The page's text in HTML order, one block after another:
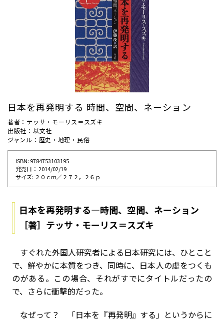
日本を再発明する 時間、空間、ネーション
著者：テッサ・モーリス＝スズキ
出版社：以文社
ジャンル：歴史・地理・民俗
ISBN: 9784753103195
発売⽇： 2014/02/19
サイズ: ２０ｃｍ／２７２，２６ｐ
日本を再発明する―時間、空間、ネーション
［著］テッサ・モーリス＝スズキ
すぐれた外国人研究者による日本研究には、ひとこと
で、鮮やかに本質をつき、同時に、日本人の虚をつくも
のがある。この場合、それがすでにタイトルだったの
で、さらに衝撃的だった。
なぜって？ 「日本を『再発明』する」というからに